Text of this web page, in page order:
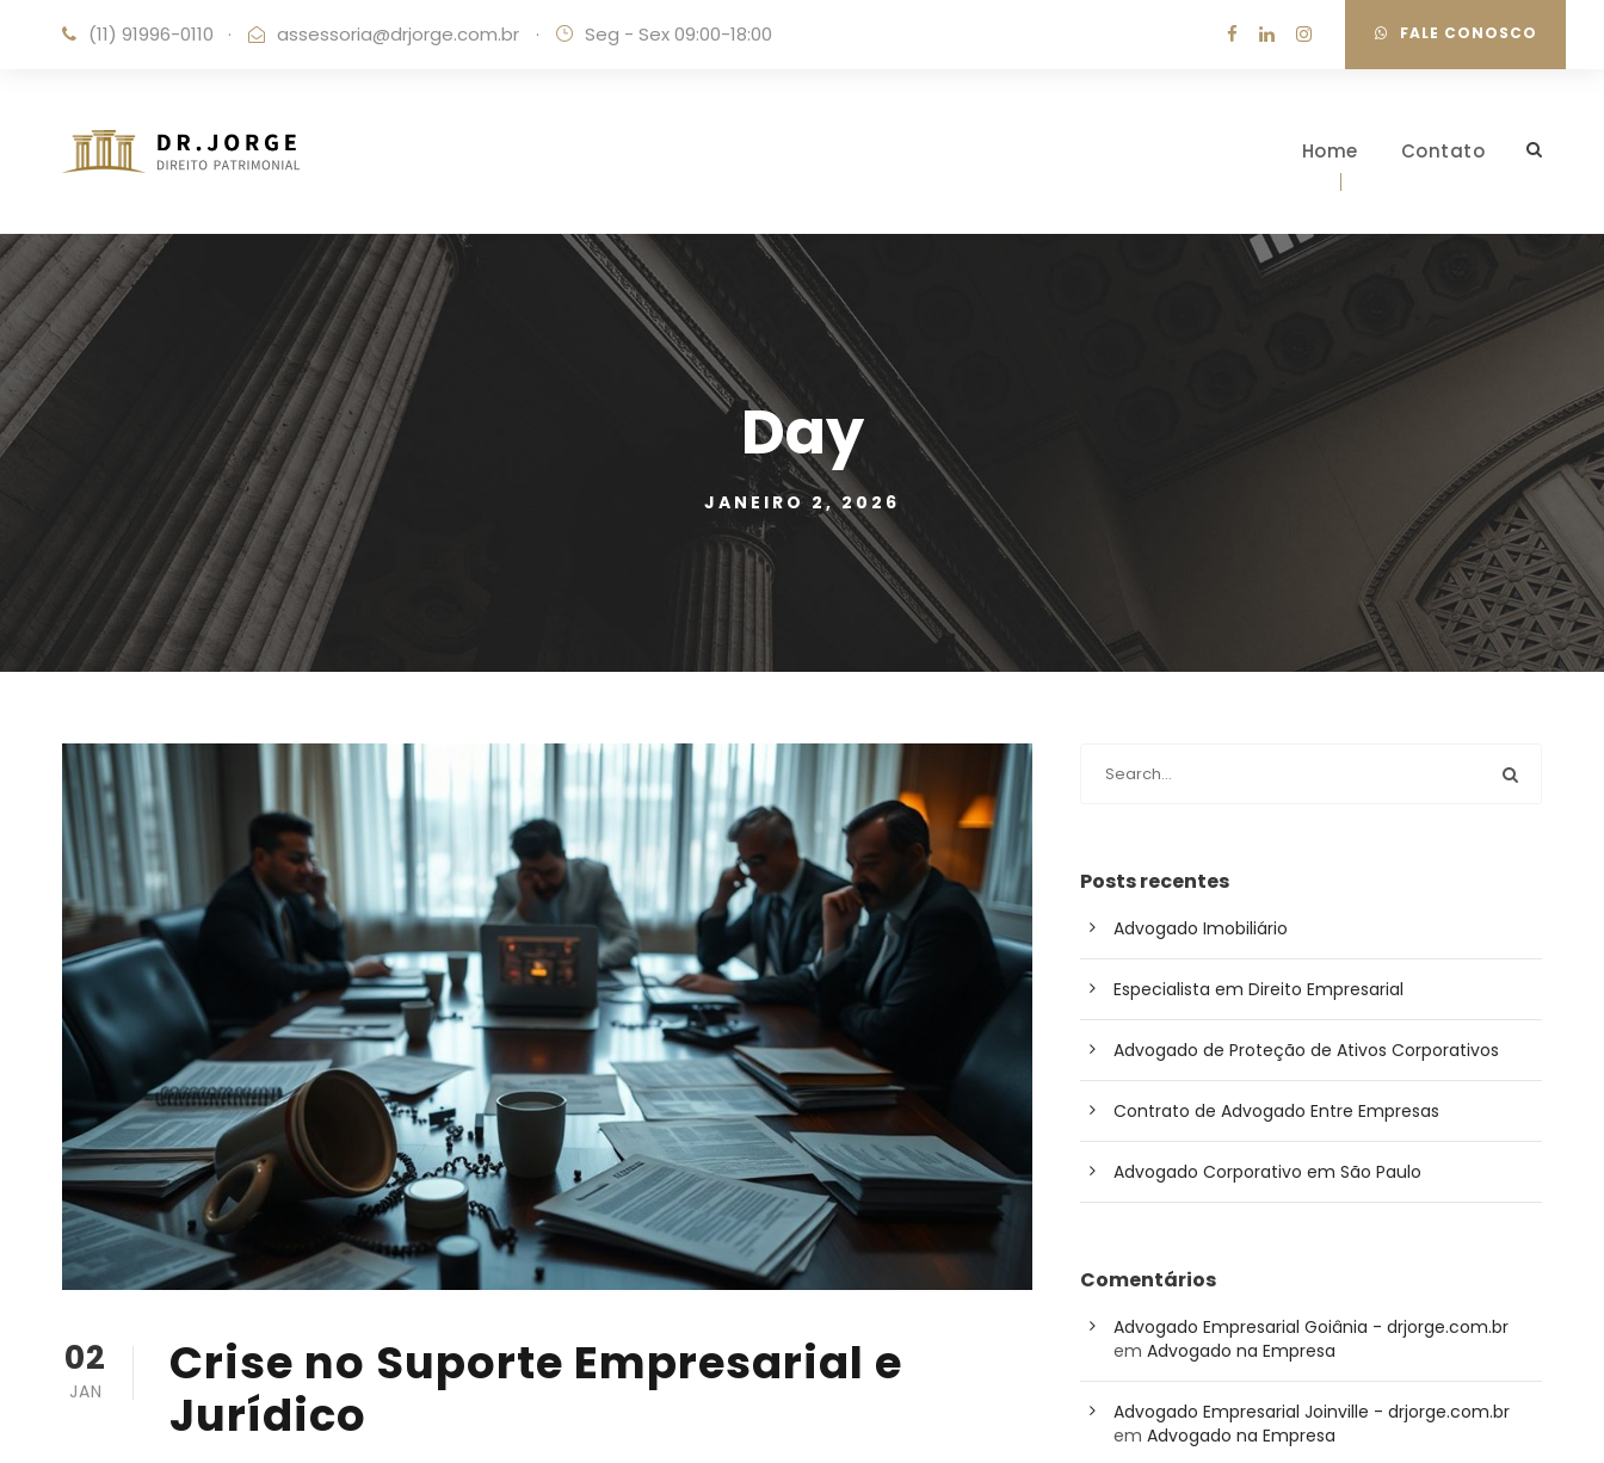
(11) 91996-0110 · assessoria@drjorge.com.br · Seg - Sex 09:00-18:00 FALE CONOSCO
Home Contato
Day
JANEIRO 2, 2026
02
JAN
Crise no Suporte Empresarial e
Jurídico
Posts recentes
Advogado Imobiliário
Especialista em Direito Empresarial
Advogado de Proteção de Ativos Corporativos
Contrato de Advogado Entre Empresas
Advogado Corporativo em São Paulo
Comentários
Advogado Empresarial Goiânia - drjorge.com.br
emAdvogado na Empresa
Advogado Empresarial Joinville - drjorge.com.br
emAdvogado na Empresa